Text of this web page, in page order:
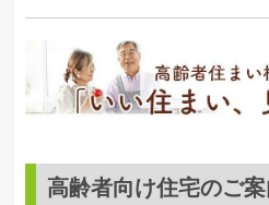
高齢者向け住宅のご